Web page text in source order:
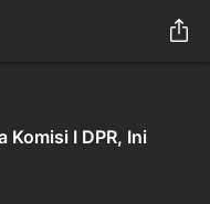
Komisi I DPR, Ini